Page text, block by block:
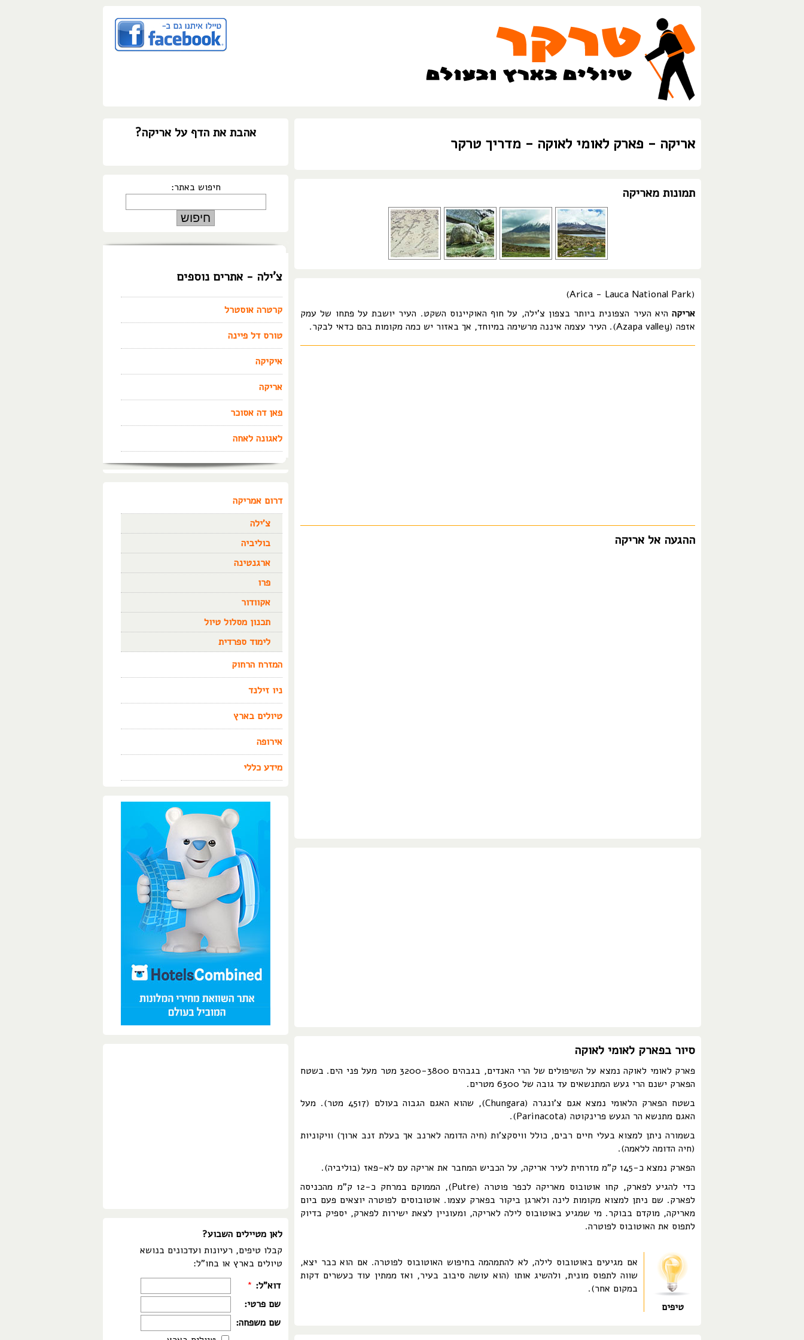
אריקה - פארק לאומי לאוקה - מדריך טרקר
תמונות מאריקה
(Arica - Lauca National Park)
אריקה היא העיר הצפונית ביותר בצפון צ'ילה, על חוף האוקיינוס השקט. העיר יושבת על פתחו של עמק
אזפה (Azapa valley). העיר עצמה איננה מרשימה במיוחד, אך באזור יש כמה מקומות בהם כדאי לבקר.
ההגעה אל אריקה
סיור בפארק לאומי לאוקה
פארק לאומי לאוקה נמצא על השיפולים של הרי האנדים, בגבהים 3200-3800 מטר מעל פני הים. בשטח
הפארק ישנם הרי געש המתנשאים עד גובה של 6300 מטרים.
בשטח הפארק הלאומי נמצא אגם צ'ונגרה (Chungara), שהוא האגם הגבוה בעולם (4517 מטר). מעל
האגם מתנשא הר הגעש פרינקוטה (Parinacota).
בשמורה ניתן למצוא בעלי חיים רבים, כולל וויסקצ'ות (חיה הדומה לארנב אך בעלת זנב ארוך) וויקוניות
(חיה הדומה ללאמה).
הפארק נמצא כ-145 ק"מ מזרחית לעיר אריקה, על הכביש המחבר את אריקה עם לא-פאז (בוליביה).
כדי להגיע לפארק, קחו אוטובוס מאריקה לכפר פוטרה (Putre), הממוקם במרחק כ-12 ק"מ מהכניסה
לפארק. שם ניתן למצוא מקומות לינה ולארגן ביקור בפארק עצמו. אוטובוסים לפוטרה יוצאים פעם ביום
מאריקה, מוקדם בבוקר. מי שמגיע באוטובוס לילה לאריקה, ומעוניין לצאת ישירות לפארק, יספיק בדיוק
לתפוס את האוטובוס לפוטרה.
טיפים
אם מגיעים באוטובוס לילה, לא להתמהמה בחיפוש האוטובוס לפוטרה. אם הוא כבר יצא,
שווה לתפוס מונית, ולהשיג אותו (הוא עושה סיבוב בעיר, ואז ממתין עוד כעשרים דקות
במקום אחר).
אהבת את הדף על אריקה?
חיפוש באתר:
צ'ילה - אתרים נוספים
קרטרה אוסטרל
טורס דל פיינה
איקיקה
אריקה
פאן דה אסוכר
לאגונה לאחה
דרום אמריקה
צ'ילה
בוליביה
ארגנטינה
פרו
אקוודור
תכנון מסלול טיול
לימוד ספרדית
המזרח הרחוק
ניו זילנד
טיולים בארץ
אירופה
מידע כללי
לאן מטיילים השבוע?
קבלו טיפים, רעיונות ועדכונים בנושא
טיולים בארץ או בחו"ל:
דוא"ל: *
שם פרטי:
שם משפחה: